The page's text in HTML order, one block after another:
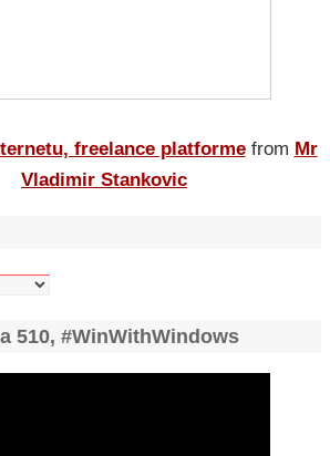
freelance platforme from Mr
Vladimir Stankovic
510, #WinWithWindows